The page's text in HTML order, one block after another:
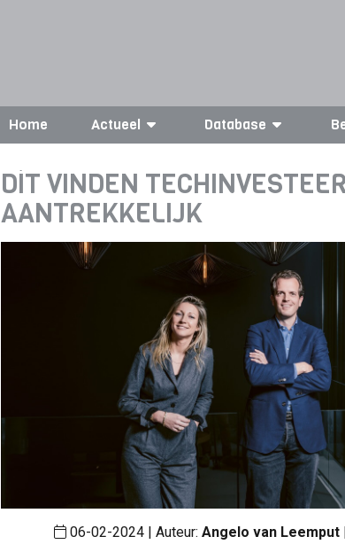
Home Actueel Database
DÍT VINDEN
AANTREKKELIJK
06-02-2024 | Auteur: Angelo van Leemput